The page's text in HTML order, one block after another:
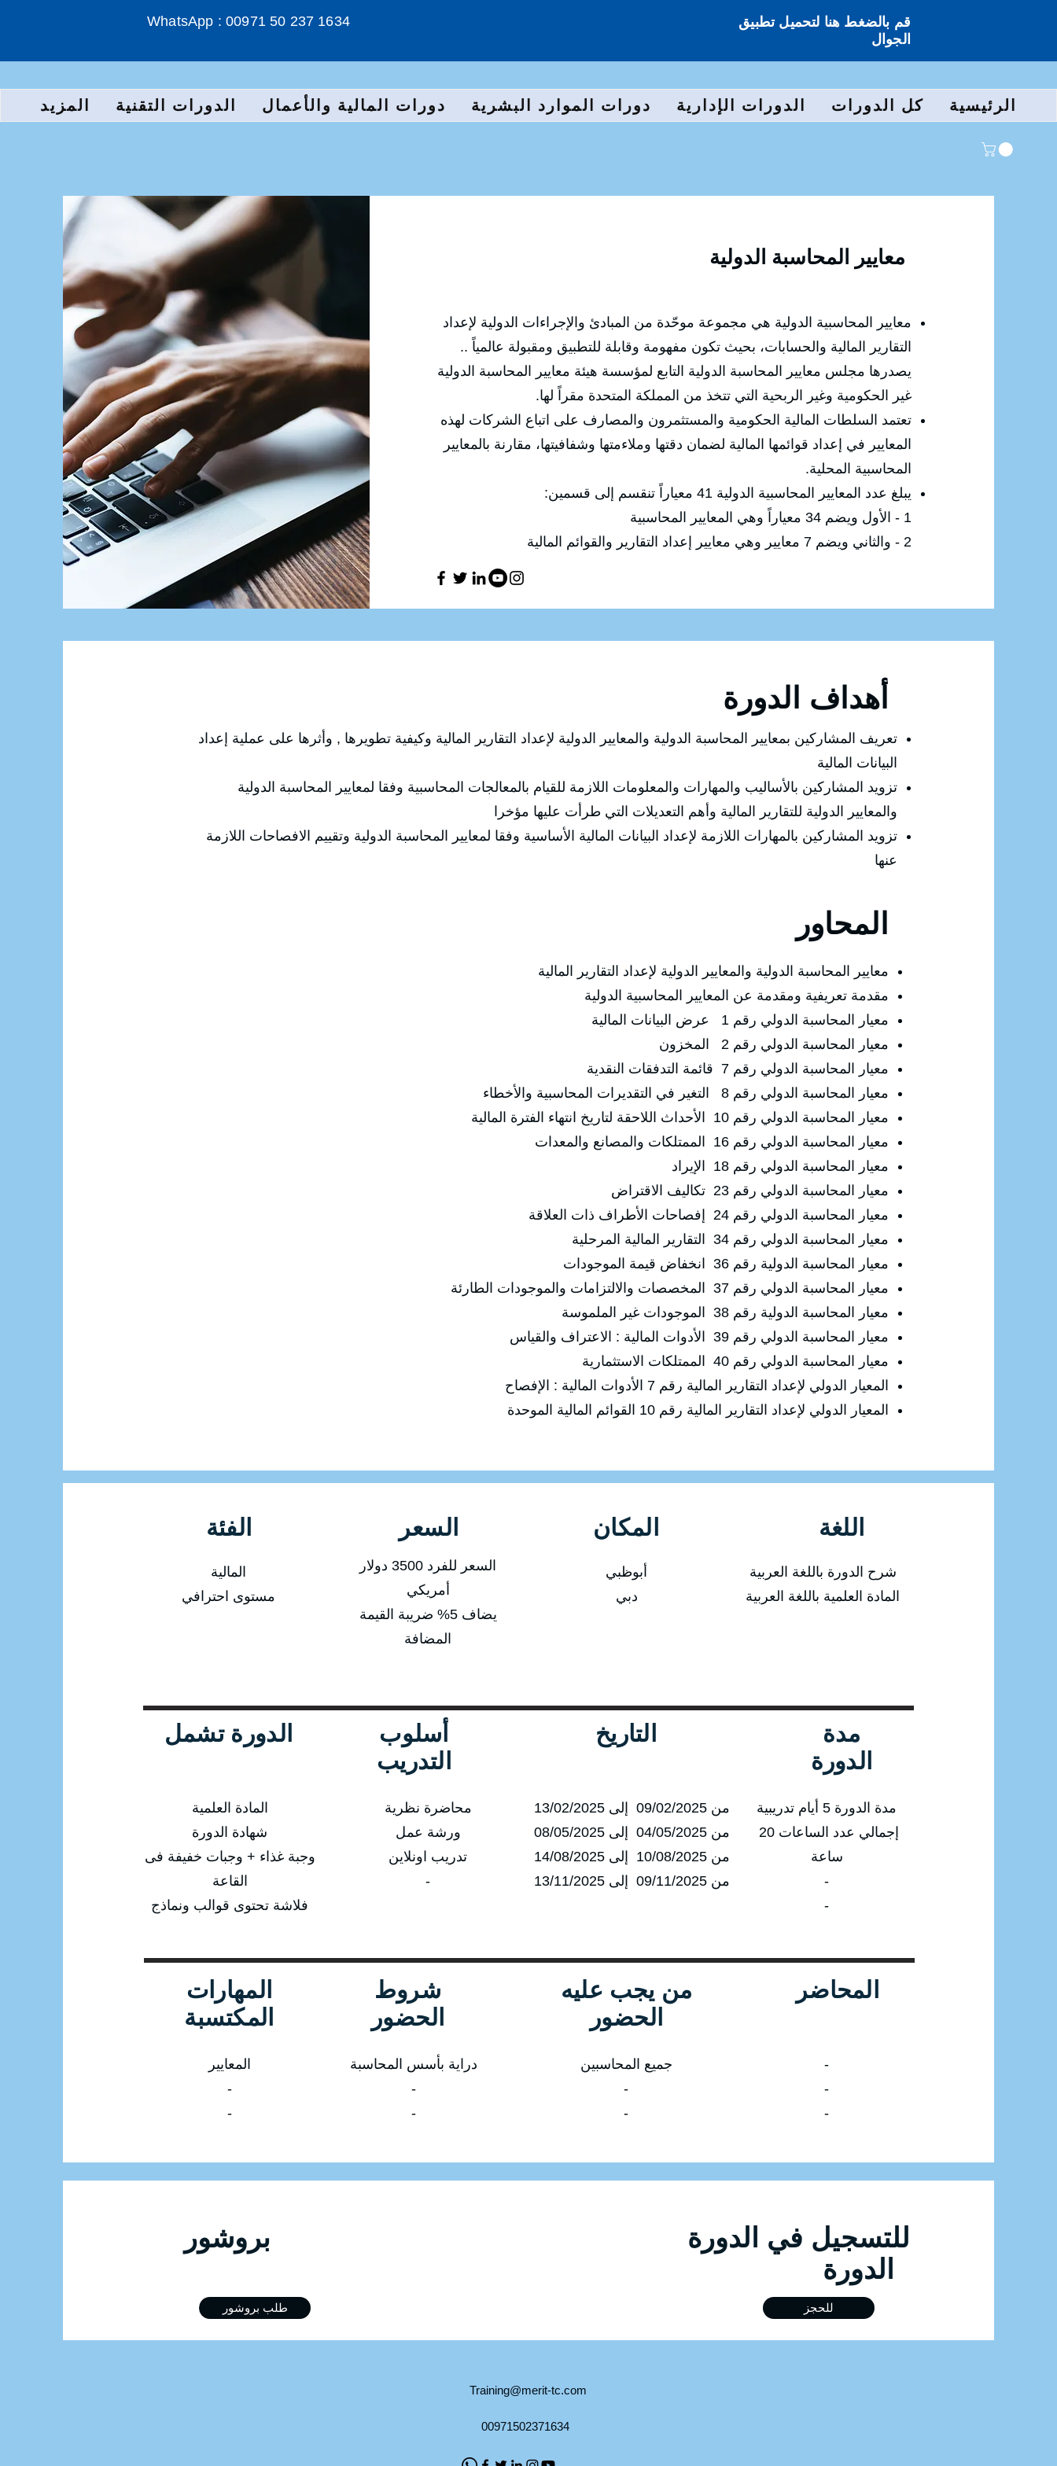
WhatsApp : 00971 50 237 1634
قم بالضغط هنا لتحميل تطبيق
الجوال
الرئيسية كل الدورات الدورات الإدارية دورات الموارد البشرية دورات المالية والأعمال الدورات التقنية المزيد
معايير المحاسبة الدولية
معايير المحاسبية الدولية هي مجموعة موحّدة من المبادئ والإجراءات الدولية لإعداد
التقارير المالية والحسابات، بحيث تكون مفهومة وقابلة للتطبيق ومقبولة عالمياً ..
يصدرها مجلس معايير المحاسبة الدولية التابع لمؤسسة هيئة معايير المحاسبة الدولية
غير الحكومية وغير الربحية التي تتخذ من المملكة المتحدة مقراً لها.
تعتمد السلطات المالية الحكومية والمستثمرون والمصارف على اتباع الشركات لهذه
المعايير في إعداد قوائمها المالية لضمان دقتها وملاءمتها وشفافيتها، مقارنة بالمعايير
المحاسبية المحلية.
يبلغ عدد المعايير المحاسبية الدولية 41 معياراً تنقسم إلى قسمين:
1 - الأول ويضم 34 معياراً وهي المعايير المحاسبية
2 - والثاني ويضم 7 معايير وهي معايير إعداد التقارير والقوائم المالية
تعريف المشاركين بمعايير المحاسبة الدولية والمعايير الدولية لإعداد التقارير المالية وكيفية تطويرها , وأثرها على عملية إعداد
البيانات المالية
تزويد المشاركين بالأساليب والمهارات والمعلومات اللازمة للقيام بالمعالجات المحاسبية وفقا لمعايير المحاسبة الدولية
والمعايير الدولية للتقارير المالية وأهم التعديلات التي طرأت عليها مؤخرا
تزويد المشاركين بالمهارات اللازمة لإعداد البيانات المالية الأساسية وفقا لمعايير المحاسبة الدولية وتقييم الافصاحات اللازمة
عنها
معايير المحاسبة الدولية والمعايير الدولية لإعداد التقارير المالية
مقدمة تعريفية ومقدمة عن المعايير المحاسبية الدولية
معيار المحاسبة الدولي رقم 1 عرض البيانات المالية
معيار المحاسبة الدولي رقم 2 المخزون
معيار المحاسبة الدولي رقم 7 قائمة التدفقات النقدية
معيار المحاسبة الدولي رقم 8 التغير في التقديرات المحاسبية والأخطاء
معيار المحاسبة الدولي رقم 10 الأحداث اللاحقة لتاريخ انتهاء الفترة المالية
معيار المحاسبة الدولي رقم 16 الممتلكات والمصانع والمعدات
معيار المحاسبة الدولي رقم 18 الإيراد
معيار المحاسبة الدولي رقم 23 تكاليف الاقتراض
معيار المحاسبة الدولي رقم 24 إفصاحات الأطراف ذات العلاقة
معيار المحاسبة الدولي رقم 34 التقارير المالية المرحلية
معيار المحاسبة الدولية رقم 36 انخفاض قيمة الموجودات
معيار المحاسبة الدولي رقم 37 المخصصات والالتزامات والموجودات الطارئة
معيار المحاسبة الدولية رقم 38 الموجودات غير الملموسة
معيار المحاسبة الدولي رقم 39 الأدوات المالية : الاعتراف والقياس
معيار المحاسبة الدولي رقم 40 الممتلكات الاستثمارية
المعيار الدولي لإعداد التقارير المالية رقم 7 الأدوات المالية : الإفصاح
المعيار الدولي لإعداد التقارير المالية رقم 10 القوائم المالية الموحدة
الفئة
المالية
مستوى احترافي
السعر
السعر للفرد 3500 دولار
أمريكي
يضاف 5% ضريبة القيمة
المضافة
المكان
أبوظبي
دبي
اللغة
شرح الدورة باللغة العربية
المادة العلمية باللغة العربية
الدورة تشمل
المادة العلمية
شهادة الدورة
وجبة غذاء + وجبات خفيفة فى
القاعة
فلاشة تحتوى قوالب ونماذج
أسلوب
التدريب
محاضرة نظرية
ورشة عمل
تدريب اونلاين
-
التاريخ
من 09/02/2025 إلى 13/02/2025
من 04/05/2025 إلى 08/05/2025
من 10/08/2025 إلى 14/08/2025
من 09/11/2025 إلى 13/11/2025
مدة
الدورة
مدة الدورة 5 أيام تدريبية
ساعة
-
-
المهارات
المكتسبة
المعايير
-
-
شروط
الحضور
دراية بأسس المحاسبة
-
-
من يجب عليه
الحضور
جميع المحاسبين
-
-
المحاضر
-
-
-
طلب بروشور للحجز
Training@merit-tc.com
00971502371634